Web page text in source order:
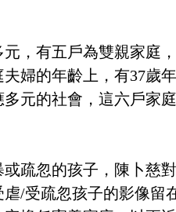
，有五戶為雙親家庭
婦的年齡上，有37歲
元的社會，這六戶家
疏忽的孩子，陳卜慈
/受疏忽孩子的影像留